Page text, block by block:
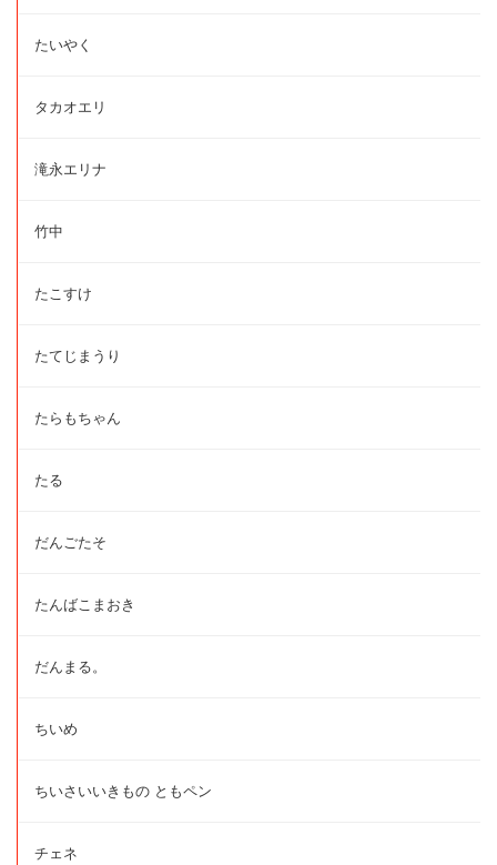
たいやく
タカオエリ
滝永エリナ
竹中
たこすけ
たてじまうり
たらもちゃん
たる
だんごたそ
たんばこまおき
だんまる。
ちいめ
ちいさいいきもの ともペン
チェネ